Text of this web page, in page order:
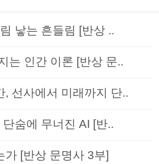
낳는 흔들림 [반상 ..
는 인간 이론 [반상 문..
, 선사에서 미래까지 단..
숨에 무너진 AI [반..
가 [반상 문명사 3부]